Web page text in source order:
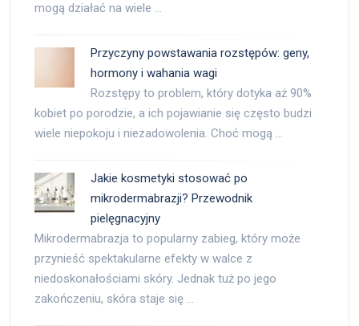
mogą działać na wiele …
Przyczyny powstawania rozstępów: geny,
hormony i wahania wagi
Rozstępy to problem, który dotyka aż 90%
kobiet po porodzie, a ich pojawianie się często budzi
wiele niepokoju i niezadowolenia. Choć mogą …
Jakie kosmetyki stosować po
mikrodermabrazji? Przewodnik
pielęgnacyjny
Mikrodermabrazja to popularny zabieg, który może
przynieść spektakularne efekty w walce z
niedoskonałościami skóry. Jednak tuż po jego
zakończeniu, skóra staje się …